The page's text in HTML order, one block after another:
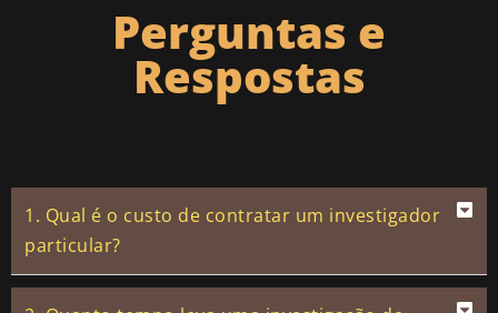
Perguntas e
Respostas
1. Qual é o custo de contratar um investigador
particular?